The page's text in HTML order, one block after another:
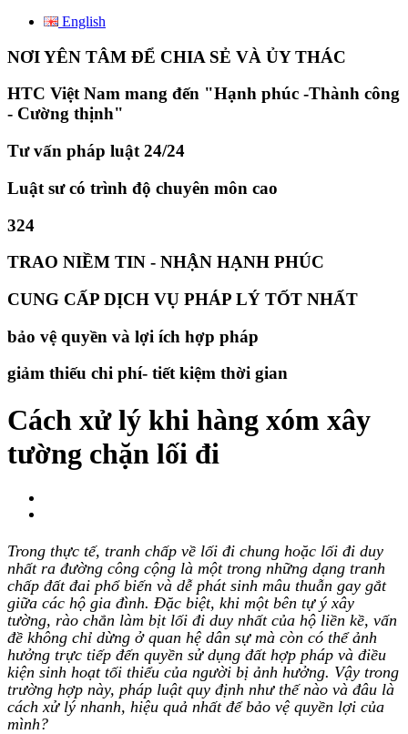
English
NƠI YÊN TÂM ĐỂ CHIA SẺ VÀ ỦY THÁC
HTC Việt Nam mang đến "Hạnh phúc -Thành công
- Cường thịnh"
Tư vấn pháp luật 24/24
Luật sư có trình độ chuyên môn cao
324
TRAO NIỀM TIN - NHẬN HẠNH PHÚC
CUNG CẤP DỊCH VỤ PHÁP LÝ TỐT NHẤT
bảo vệ quyền và lợi ích hợp pháp
giảm thiếu chi phí- tiết kiệm thời gian
Cách xử lý khi hàng xóm xây
tường chặn lối đi
Trong thực tế, tranh chấp về lối đi chung hoặc lối đi duy
nhất ra đường công cộng là một trong những dạng tranh
chấp đất đai phổ biến và dễ phát sinh mâu thuẫn gay gắt
giữa các hộ gia đình. Đặc biệt, khi một bên tự ý xây
tường, rào chắn làm bịt lối đi duy nhất của hộ liền kề, vấn
đề không chỉ dừng ở quan hệ dân sự mà còn có thể ảnh
hưởng trực tiếp đến quyền sử dụng đất hợp pháp và điều
kiện sinh hoạt tối thiểu của người bị ảnh hưởng. Vậy trong
trường hợp này, pháp luật quy định như thế nào và đâu là
cách xử lý nhanh, hiệu quả nhất để bảo vệ quyền lợi của
mình?